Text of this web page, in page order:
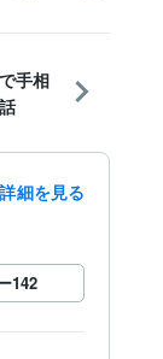
手相
細を見る
142